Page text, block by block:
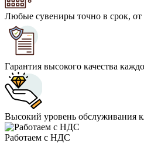
Любые сувениры точно в срок, от
Гарантия высокого качества
Высокий уровень обслуживания
Работаем с НДС